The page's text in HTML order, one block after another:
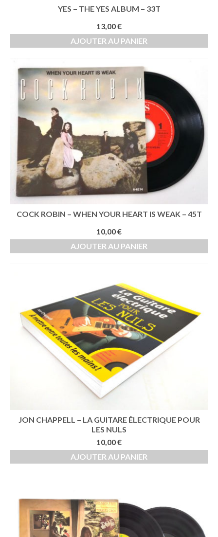
YES – THE YES ALBUM – 33T
13,00€
AJOUTER AU PANIER
COCK ROBIN – WHEN YOUR HEART IS WEAK – 45T
10,00€
AJOUTER AU PANIER
JON CHAPPELL – LA GUITARE ÉLECTRIQUE POUR
LES NULS
10,00€
AJOUTER AU PANIER